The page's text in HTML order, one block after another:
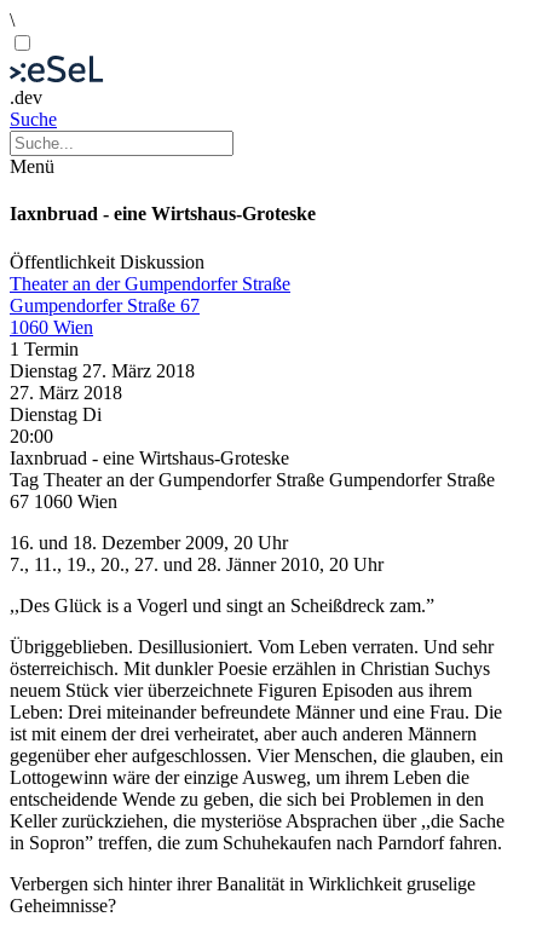
\
.dev
Suche
Menü
Iaxnbruad - eine Wirtshaus-Groteske
Öffentlichkeit Diskussion
Theater an der Gumpendorfer Straße
Gumpendorfer Straße 67
1060 Wien
1 Termin
Dienstag 27. März 2018
27. März 2018
Dienstag Di
20:00
Iaxnbruad - eine Wirtshaus-Groteske
Tag Theater an der Gumpendorfer Straße Gumpendorfer Straße
67 1060 Wien
16. und 18. Dezember 2009, 20 Uhr
7., 11., 19., 20., 27. und 28. Jänner 2010, 20 Uhr
,,Des Glück is a Vogerl und singt an Scheißdreck zam.”
Übriggeblieben. Desillusioniert. Vom Leben verraten. Und sehr
österreichisch. Mit dunkler Poesie erzählen in Christian Suchys
neuem Stück vier überzeichnete Figuren Episoden aus ihrem
Leben: Drei miteinander befreundete Männer und eine Frau. Die
ist mit einem der drei verheiratet, aber auch anderen Männern
gegenüber eher aufgeschlossen. Vier Menschen, die glauben, ein
Lottogewinn wäre der einzige Ausweg, um ihrem Leben die
entscheidende Wende zu geben, die sich bei Problemen in den
Keller zurückziehen, die mysteriöse Absprachen über ,,die Sache
in Sopron” treffen, die zum Schuhekaufen nach Parndorf fahren.
Verbergen sich hinter ihrer Banalität in Wirklichkeit gruselige
Geheimnisse?